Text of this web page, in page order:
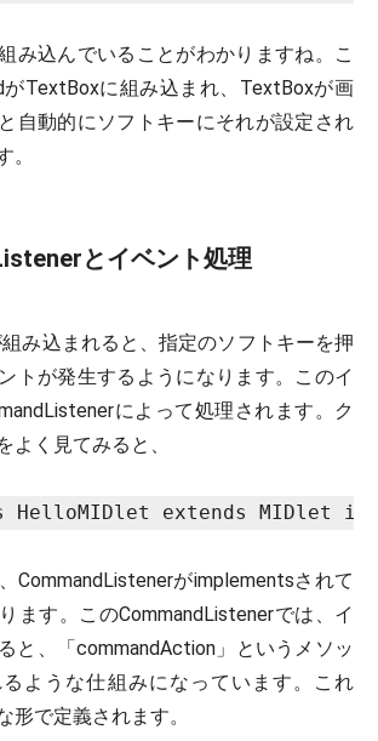
み込んでいることがわかりますね。こ
がTextBoxに組み込まれ、TextBoxが画
自動的にソフトキーにそれが設定され
。
とイベント処理
組み込まれると、指定のソフトキーを押
トが発生するようになります。このイ
によって処理されます。ク
よく見てみると、
extends MIDlet
CommandListenerがimplementsされて
ます。このCommandListenerでは、イ
と、「commandAction」というメソッ
るような仕組みになっています。これ
形で定義されます。